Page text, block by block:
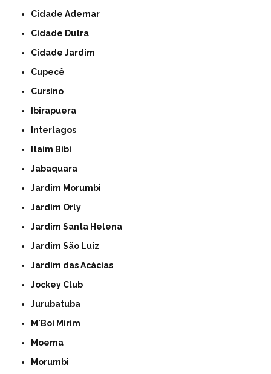
Cidade Ademar
Cidade Dutra
Cidade Jardim
Cupecê
Cursino
Ibirapuera
Interlagos
Itaim Bibi
Jabaquara
Jardim Morumbi
Jardim Orly
Jardim Santa Helena
Jardim São Luiz
Jardim das Acácias
Jockey Club
Jurubatuba
M'Boi Mirim
Moema
Morumbi